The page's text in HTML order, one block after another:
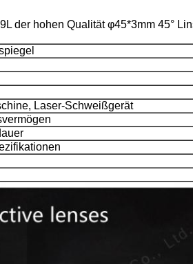
der hohen Qualität φ45*3mm 45°
Laser-Schweißgerät